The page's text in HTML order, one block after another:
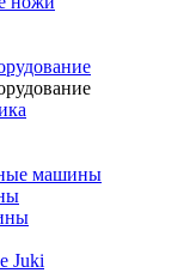
машины
Juki